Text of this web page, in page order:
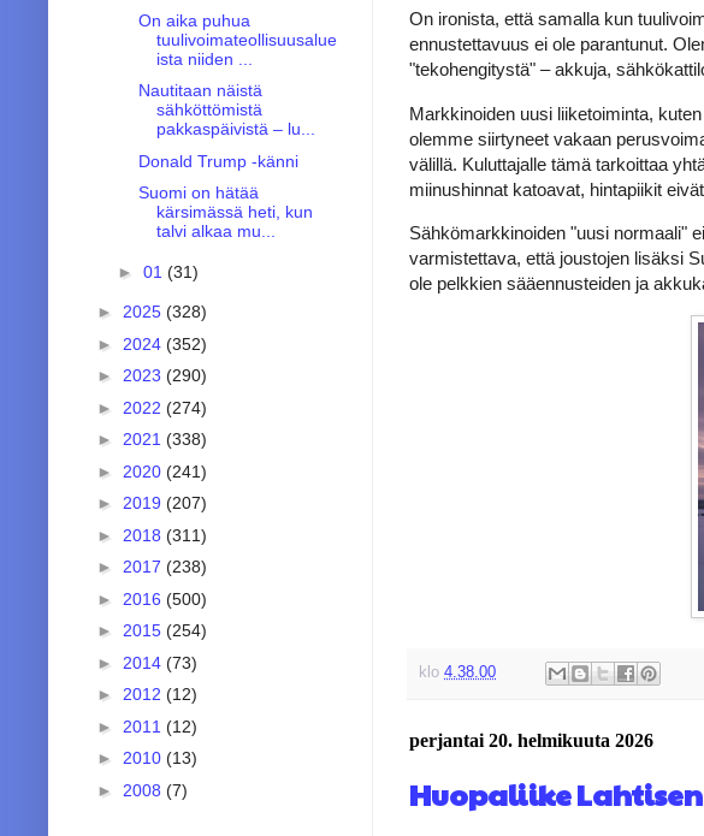
On ironista, että samalla kun
ennustettavuus ei ole parantunut.
"tekohengitystä" – akkuja,
Markkinoiden uusi liiketoiminta,
olemme siirtyneet vakaan
välillä. Kuluttajalle tämä tarkoittaa
miinushinnat katoavat, hintapiikit
Sähkömarkkinoiden "uusi normaali"
varmistettava, että joustojen lisäksi
ole pelkkien sääennusteiden ja
klo 4.38.00
perjantai 20. helmikuuta 2026
Huopaliike
On aika puhua
tuulivoimateollisuusalue
ista niiden ...
Nautitaan näistä
sähköttömistä
pakkaspäivistä – lu...
Donald Trump -känni
Suomi on hätää
kärsimässä heti, kun
talvi alkaa mu...
► 01 (31)
► 2025 (328)
► 2024 (352)
► 2023 (290)
► 2022 (274)
► 2021 (338)
► 2020 (241)
► 2019 (207)
► 2018 (311)
► 2017 (238)
► 2016 (500)
► 2015 (254)
► 2014 (73)
► 2012 (12)
► 2011 (12)
► 2010 (13)
► 2008 (7)